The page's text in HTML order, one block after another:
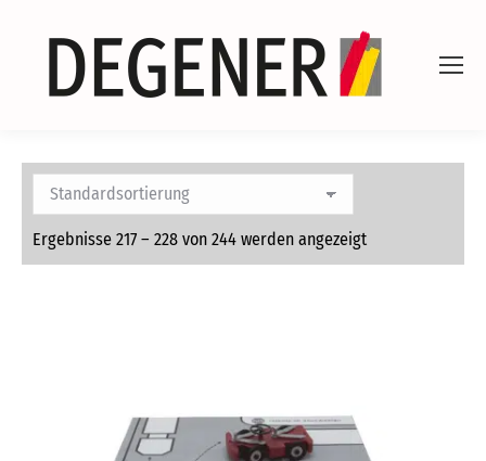
Ergebnisse 217 – 228 von 244 werden angezeigt